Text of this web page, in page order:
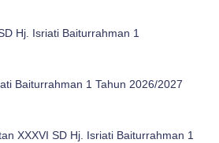
Hj. Isriati Baiturrahman 1
Baiturrahman 1 Tahun 2026/2027
XXXVI SD Hj. Isriati Baiturrahman 1